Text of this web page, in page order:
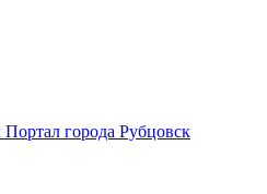
Портал города Рубцовск